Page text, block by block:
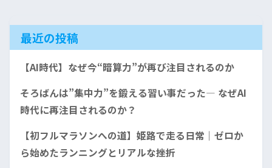
最近の投稿
【AI時代】なぜ今“暗算力”が再び注目されるのか
そろばんは”集中力”を鍛える習い事だった— なぜAI
時代に再注目されるのか？
【初フルマラソンへの道】姫路で走る日常｜ゼロか
ら始めたランニングとリアルな挫折